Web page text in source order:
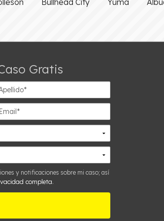
Gratis
y notificaciones sobre mi caso; así
completa.